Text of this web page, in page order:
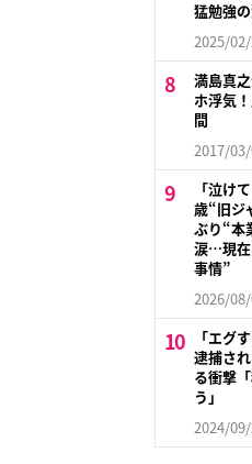
猛勉強
2025/
満島真
ホ浮気
間
2017/
「泣け
歳“旧
ぶり“本
涙…現在
事情”
2026/
「エグ
逮捕さ
る衝撃
う」
2024/